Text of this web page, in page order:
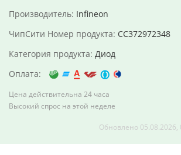
Производитель: Infineon
ЧипСити Номер продукта: CC372972348
Категория продукта: Диод
Оплата:
Цена действительна 24 часа
Высокий спрос на этой неделе
Обновлено 05.08.2026,